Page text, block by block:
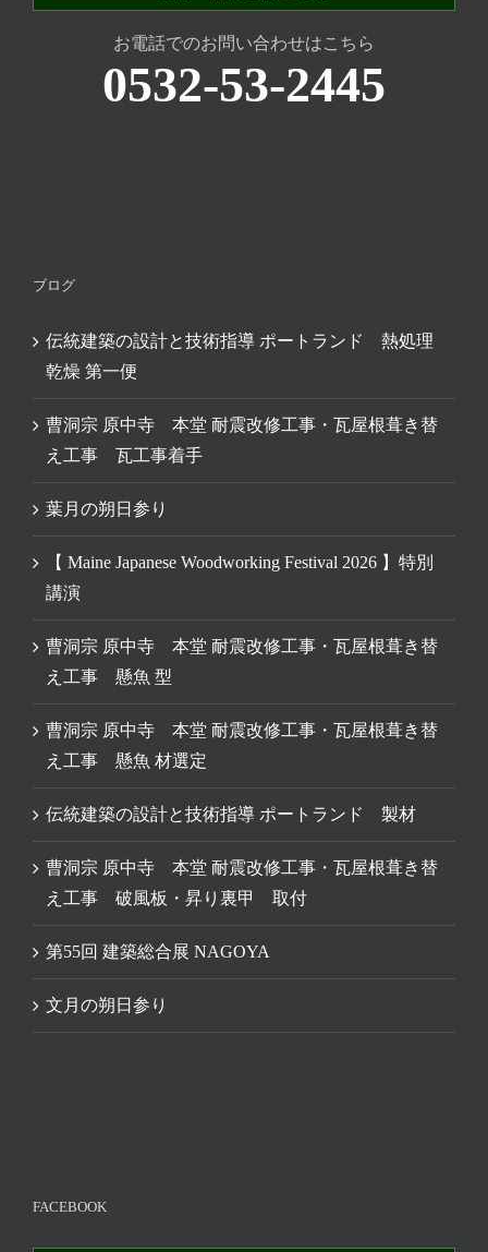
お電話でのお問い合わせはこちら
0532-53-2445
ブログ
伝統建築の設計と技術指導 ポートランド 熱処理
乾燥 第一便
曹洞宗 原中寺 本堂 耐震改修工事・瓦屋根葺き替
え工事 瓦工事着手
葉月の朔日参り
【 Maine Japanese Woodworking Festival 2026 】特別
講演
曹洞宗 原中寺 本堂 耐震改修工事・瓦屋根葺き替
え工事 懸魚 型
曹洞宗 原中寺 本堂 耐震改修工事・瓦屋根葺き替
え工事 懸魚 材選定
伝統建築の設計と技術指導 ポートランド 製材
曹洞宗 原中寺 本堂 耐震改修工事・瓦屋根葺き替
え工事 破風板・昇り裏甲 取付
第55回 建築総合展 NAGOYA
文月の朔日参り
FACEBOOK